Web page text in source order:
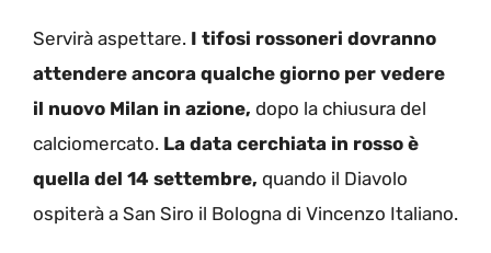
Servirà aspettare. I tifosi rossoneri dovranno
attendere ancora qualche giorno per vedere
il nuovo Milan in azione, dopo la chiusura del
calciomercato. La data cerchiata in rosso è
quella del 14 settembre, quando il Diavolo
ospiterà a San Siro il Bologna di Vincenzo Italiano.